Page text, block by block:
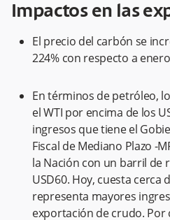
Impactos en las
El precio del carbón se
224% con respecto a
En términos de petróleo,
el WTI por encima de los
ingresos que tiene el
Fiscal de Mediano Plazo -
la Nación con un barril de
USD60. Hoy, cuesta cerca
representa mayores
exportación de crudo. Por